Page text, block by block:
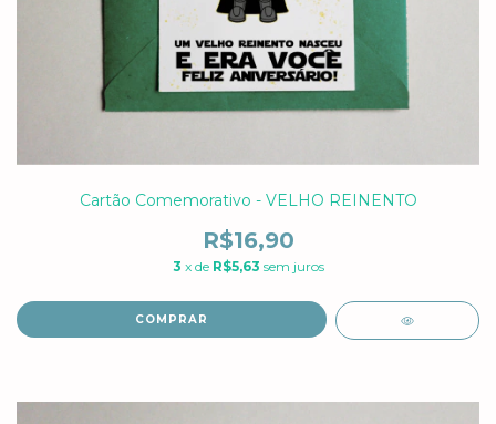
Cartão Comemorativo - VELHO REINENTO
R$16,90
3 x de R$5,63 sem juros